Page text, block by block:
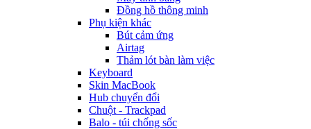
Đồng hồ thông minh
Phụ kiện khác
Bút cảm ứng
Airtag
Thảm lót bàn làm việc
Keyboard
Skin MacBook
Hub chuyển đổi
Chuột - Trackpad
Balo - túi chống sốc